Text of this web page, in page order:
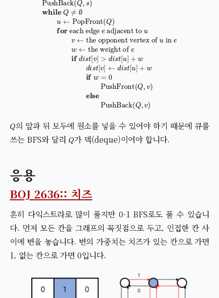
의 앞과 뒤 모두에 원소를 넣을 수 있어야 하기 때문에 큐를
쓰는 BFS와 달리
가 덱(deque)이어야 합니다.
응용
BOJ 2636:: 치즈
흔히 다익스트라로 많이 풀지만 0-1 BFS로도 풀 수 있습니
다. 먼저 모든 칸을 그래프의 꼭짓점으로 두고, 인접한 칸 사
이에 변을 놓습니다. 변의 가중치는 치즈가 있는 칸으로 가면
1, 없는 칸으로 가면 0입니다.